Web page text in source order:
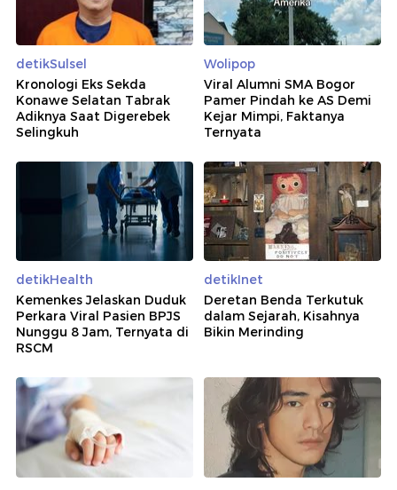
detikSulsel
Kronologi Eks Sekda
Konawe Selatan Tabrak
Adiknya Saat Digerebek
Selingkuh
Wolipop
Viral Alumni SMA Bogor
Pamer Pindah ke AS Demi
Kejar Mimpi, Faktanya
Ternyata
detikHealth
Kemenkes Jelaskan Duduk
Perkara Viral Pasien BPJS
Nunggu 8 Jam, Ternyata di
RSCM
detikInet
Deretan Benda Terkutuk
dalam Sejarah, Kisahnya
Bikin Merinding